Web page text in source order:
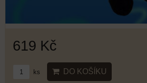
619 Kč
ks DO KOŠÍKU